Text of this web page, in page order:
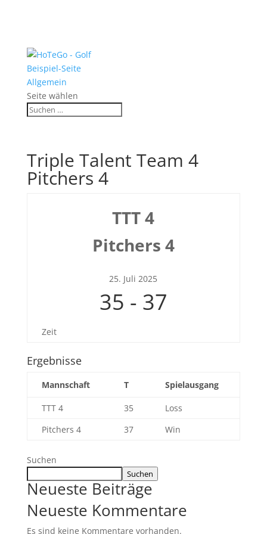
Beispiel-Seite
Allgemein
Seite wählen
Triple Talent Team 4
Pitchers 4
TTT 4
Pitchers 4
25. Juli 2025
35 - 37
Zeit
Ergebnisse
Mannschaft T Spielausgang
TTT 4 35
Loss
Pitchers 4
37 Win
Suchen
Suchen
Neueste Beiträge
Neueste Kommentare
Es sind keine Kommentare vorhanden.